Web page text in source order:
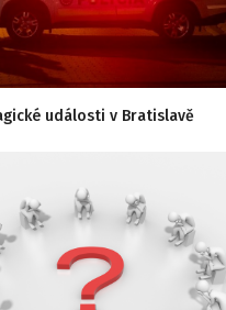
události v Bratislavě